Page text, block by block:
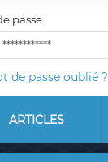
passe
de passe oublié ?
ARTICLES